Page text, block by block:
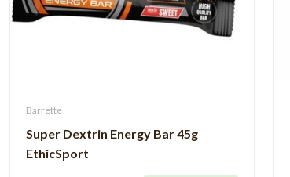
Barrette
Super Dextrin Energy Bar 45g
EthicSport